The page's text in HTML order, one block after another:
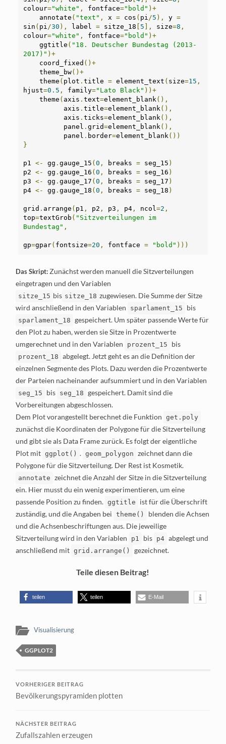
colour="white" , fontface="bold" )+
    annotate
( "text" , x = cos ( pi /5 ), y =
sin ( pi /30 ), label = sitze_18 [ 5 ], size=8 ,
colour="white" , fontface="bold" )+
    ggtitle
( "18. Deutscher Bundestag (2013-
2017)" )+
    coord_fixed
()+
    theme_bw
()+
    theme
( plot .title = element_text ( size=15 ,
hjust=0.5 , family="Lato Black" ))+
    theme
( axis .text=element_blank (),
          axis
.title=element_blank (),
          axis
.ticks=element_blank (),
          panel
.grid=element_blank (),
          panel
. border=element_blank ())
}
p1 <- gg .gauge_15 (0 , breaks = seg_15 )
p2 <- gg .gauge_16 (0 , breaks = seg_16 )
p3 <- gg .gauge_17 (0 , breaks = seg_17 )
p4 <- gg .gauge_18 (0 , breaks = seg_18 )
grid . arrange ( p1 , p2 , p3 , p4 , ncol=2 ,
top=textGrob ( "Sitzverteilungen im
Bundestag" ,
gp=gpar( fontsize=20 , fontface = "bold" )))
Das Skript: Zunächst werden manuell die Sitzverteilungen
eingetragen und den Variablen
sitze_15 bis sitze_18 zugewiesen. Die Summe der Sitze
wird anschließend in den Variablen
sparlament_15 bis
sparlament_18 gespeichert. Um später passende Werte für
den Plot zu haben, werden sie Sitze in Prozentwerte
umgerechnet und in den Variablen
prozent_15 bis
prozent_18 abgelegt. Jetzt geht es an die Definition der
einzelnen Segmente des Plots. Dazu werden die Prozentwerte
der Parteien nacheinander aufsummiert und in den Variablen
seg_15 bis seg_18 gespeichert. Damit sind die
Vorbereitungen abgeschlossen.
Dem Plot vorangestellt berechnet die Funktion
get.poly
zunächst die Koordinaten der Polygone für die Sitzverteilung
und gibt sie als Data Frame zurück. Es folgt der eigentliche
Plot mit ggplot() . geom_polygon zeichnet dann die
Polygone für die Sitzverteilung. Der Rest ist Kosmetik.
annotate zeichnet die Anzahl der Sitze in die Sitzverteilung
ein. Hier musst du ein wenig experimentieren, um eine
passende Position zu finden. ggtitle
ist für die Überschrift
zuständig, und die Angaben bei
theme()
blenden die Achsen
und die Achsenbeschriftungen aus. Die jeweilige
Sitzverteilung wird in den Variablen
p1 bis p4 abgelegt und
anschließend mit grid.arrange() gezeichnet.
Teile diesen Beitrag!
teilen teilen E-Mail
Visualisierung
GGPLOT2
VORHERIGER BEITRAG
Bevölkerungspyramiden plotten
NÄCHSTER BEITRAG
Zufallszahlen erzeugen